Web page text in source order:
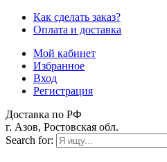
Как сделать заказ?
Оплата и доставка
Мой кабинет
Избранное
Вход
Регистрация
Доставка по РФ
г. Азов, Ростовская обл.
Search for: